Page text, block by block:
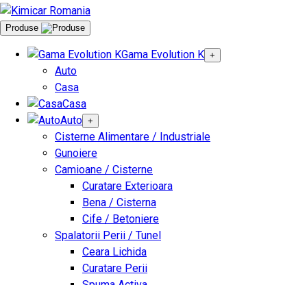
Produse
Gama Evolution K +
Auto
Casa
Casa
Auto +
Cisterne Alimentare / Industriale
Gunoiere
Camioane / Cisterne
Curatare Exterioara
Bena / Cisterna
Cife / Betoniere
Spalatorii Perii / Tunel
Ceara Lichida
Curatare Perii